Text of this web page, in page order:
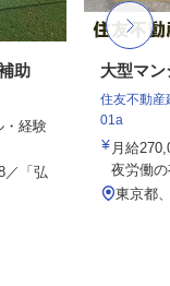
助
経験
／「弘
大型マ
住友不動産
01a
月給
夜労働
東京都